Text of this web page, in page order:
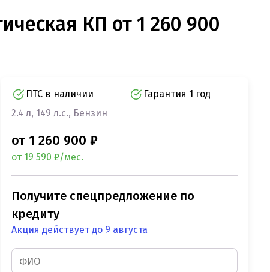
КП от 1 260 900
ПТС в наличии
Гарантия 1 год
2.4 л, 149 л.с., Бензин
от 1 260 900 ₽
от 19 590 ₽/мес.
Получите спецпредложение по
кредиту
Акция действует до 9 августа